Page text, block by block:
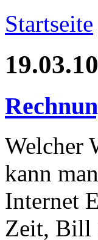
Startseite
19.03.10
Welcher
kann
Internet
Zeit, Bill